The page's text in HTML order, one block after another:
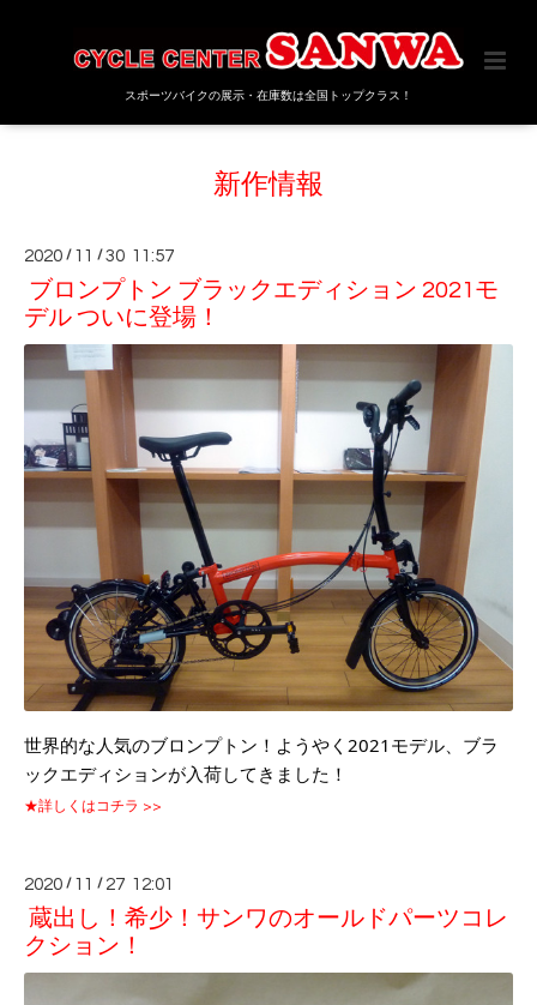
スポーツバイクの展示・在庫数は全国トップクラス！
新作情報
2020 / 11 /30 11:57
ブロンプトン ブラックエディション 2021モ
デル ついに登場！
世界的な人気のブロンプトン！ようやく2021モデル、ブラ
ックエディションが入荷してきました！
★詳しくはコチラ >>
2020 / 11 / 27 12:01
蔵出し！希少！サンワのオールドパーツコレ
クション！